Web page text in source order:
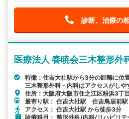
診断、治療の
医療法人 春暁会三木整形外
特徴：住吉大社駅から3分の距離に位
三木整形外科・内科はアクセスがしや
住所：大阪府大阪市住之江区粉浜3丁
最寄り駅： 住吉大社駅 住吉鳥居前
アクセス： 住吉大社駅 から徒歩3分
診療科目： 整形外科/内科/リハビリ